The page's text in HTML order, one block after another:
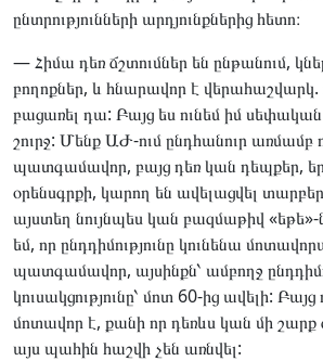
ընտրությունների արդյունքներից հետո։
— Հիմա դեռ ճշտումներ են ընթանում,
բողոքներ, և հնարավոր է վերահաշվարկ.
բացառել դա: Բայց ես ունեմ իմ
շուրջ: Մենք ԱԺ-ում ընդհանուր առմամբ
պատգամավոր, բայց դեռ կան դեպքեր,
օրենսգրքի, կարող են ավելացվել
այստեղ նույնպես կան բազմաթիվ
եմ, որ ընդդիմությունը կունենա
պատգամավոր, այսինքն՝ ամբողջ
կուսակցությունը՝ մոտ 60-ից ավելի:
մոտավոր է, քանի որ դեռևս կան մի շարք
այս պահին հաշվի չեն առնվել: